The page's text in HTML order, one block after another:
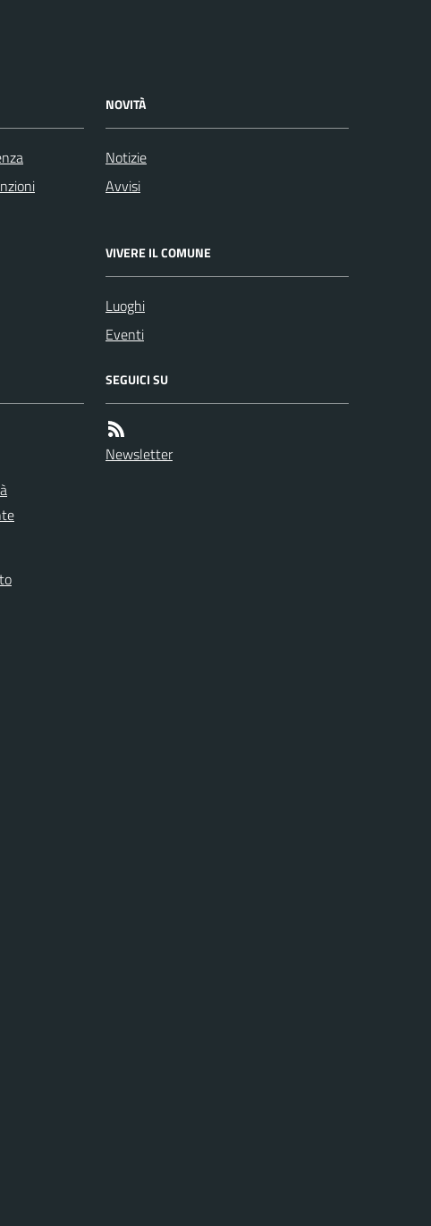
NOVITÀ
Notizie
Avvisi
VIVERE IL COMUNE
Luoghi
Eventi
SEGUICI SU
Newsletter